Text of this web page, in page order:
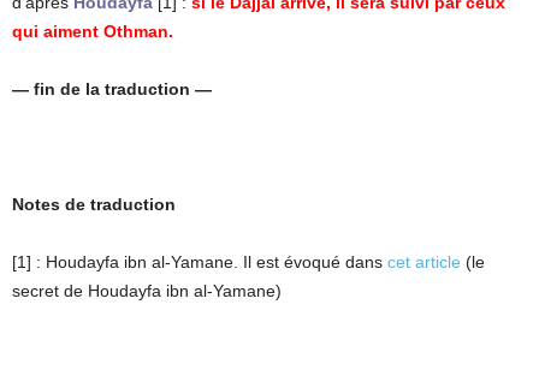
qui aiment Othman.
— fin de la traduction —
Notes de traduction
[1] : Houdayfa ibn al-Yamane. Il est évoqué dans cet article (le
secret de Houdayfa ibn al-Yamane)